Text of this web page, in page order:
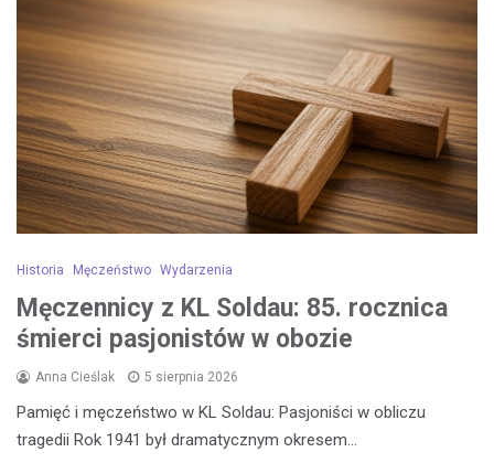
Historia Męczeństwo Wydarzenia
Męczennicy z KL Soldau: 85. rocznica
śmierci pasjonistów w obozie
Anna Cieślak 5 sierpnia 2026
Pamięć i męczeństwo w KL Soldau: Pasjoniści w obliczu
tragedii Rok 1941 był dramatycznym okresem…